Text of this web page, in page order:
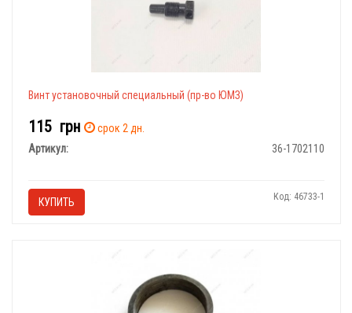
Винт установочный специальный (пр-во ЮМЗ)
115 грн
срок 2 дн.
Артикул:
36-1702110
КУПИТЬ Код: 46733-1